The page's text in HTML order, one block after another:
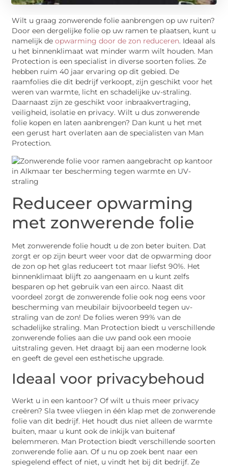
Wilt u graag zonwerende folie aanbrengen op uw ruiten?
Door een dergelijke folie op uw ramen te plaatsen, kunt u
namelijk deopwarming door de zon reduceren. Ideaal als
u het binnenklimaat wat minder warm wilt houden. Man
Protection is een specialist in diverse soorten folies. Ze
hebben ruim 40 jaar ervaring op dit gebied. De
raamfolies die dit bedrijf verkoopt, zijn geschikt voor het
weren van warmte, licht en schadelijke uv-straling.
Daarnaast zijn ze geschikt voor inbraakvertraging,
veiligheid, isolatie en privacy. Wilt u dus zonwerende
folie kopen en laten aanbrengen? Dan kunt u het met
een gerust hart overlaten aan de specialisten van Man
Protection.
Reduceer opwarming
met zonwerende folie
Met zonwerende folie houdt u de zon beter buiten. Dat
zorgt er op zijn beurt weer voor dat de opwarming door
de zon op het glas reduceert tot maar liefst 90%. Het
binnenklimaat blijft zo aangenaam en u kunt zelfs
besparen op het gebruik van een airco. Naast dit
voordeel zorgt de zonwerende folie ook nog eens voor
bescherming van meubilair bijvoorbeeld tegen uv-
straling van de zon! De folies weren 99% van de
schadelijke straling. Man Protection biedt u verschillende
zonwerende folies aan die uw pand ook een mooie
uitstraling geven. Het draagt bij aan een moderne look
en geeft de gevel een esthetische upgrade.
Ideaal voor privacybehoud
Werkt u in een kantoor? Of wilt u thuis meer privacy
creëren? Sla twee vliegen in één klap met de zonwerende
folie van dit bedrijf. Het houdt dus niet alleen de warmte
buiten, maar u kunt ook de inkijk van buitenaf
belemmeren. Man Protection biedt verschillende soorten
zonwerende folie aan. Of u nu op zoek bent naar een
spiegelend effect of niet, u vindt het bij dit bedrijf. Ze